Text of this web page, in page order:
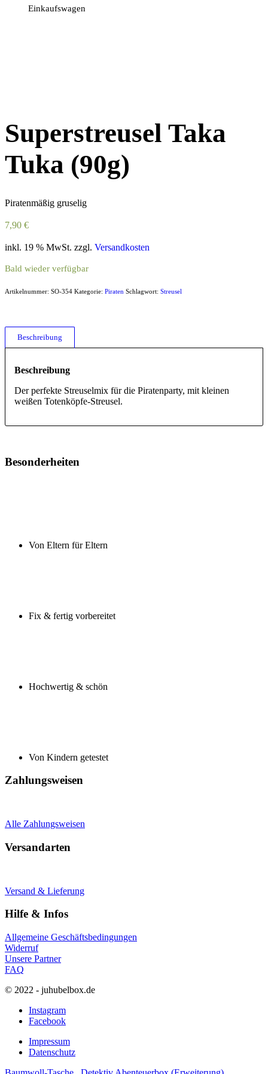
Einkaufswagen
Superstreusel Taka
Tuka (90g)
Piratenmäßig gruselig
7,90 €
inkl. 19 % MwSt. zzgl. Versandkosten
Bald wieder verfügbar
Artikelnummer: SO-354 Kategorie: Piraten Schlagwort: Streusel
Beschreibung
Beschreibung
Der perfekte Streuselmix für die Piratenparty, mit kleinen
weißen Totenköpfe-Streusel.
Besonderheiten
Von Eltern für Eltern
Fix & fertig vorbereitet
Hochwertig & schön
Von Kindern getestet
Zahlungsweisen
Alle Zahlungsweisen
Versandarten
Versand & Lieferung
Hilfe & Infos
Allgemeine Geschäftsbedingungen
Widerruf
Unsere Partner
FAQ
© 2022 - juhubelbox.de
Instagram
Facebook
Impressum
Datenschutz